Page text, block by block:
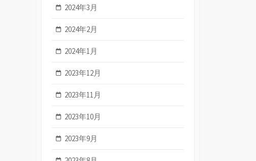
2024年3月
2024年2月
2024年1月
2023年12月
2023年11月
2023年10月
2023年9月